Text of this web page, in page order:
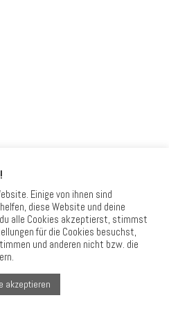
du dieselben Vorlagen
Einige von ihnen sind
diese Website und deine
alle Cookies akzeptierst, stimmst
für die Cookies besuchst,
und anderen nicht bzw. die
akzeptieren